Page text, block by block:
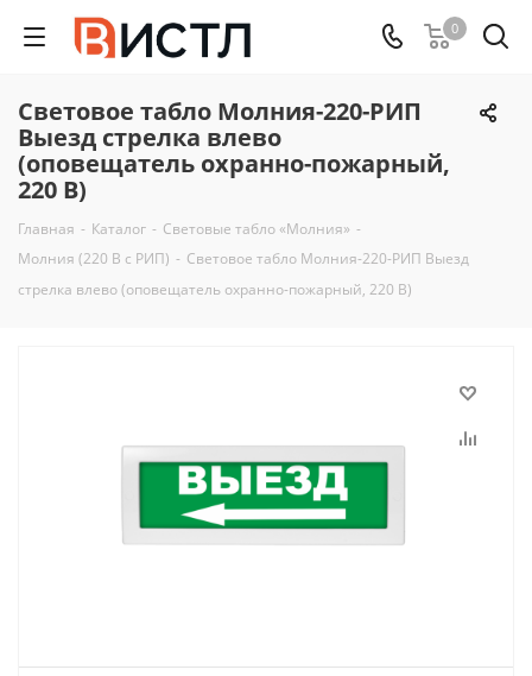
0
Световое табло Молния-220-РИП
Выезд стрелка влево
(оповещатель охранно-пожарный,
220 В)
Главная - Каталог - Световые табло «Молния» -
Молния (220 В с РИП) - Световое табло Молния-220-РИП Выезд
стрелка влево (оповещатель охранно-пожарный, 220 В)